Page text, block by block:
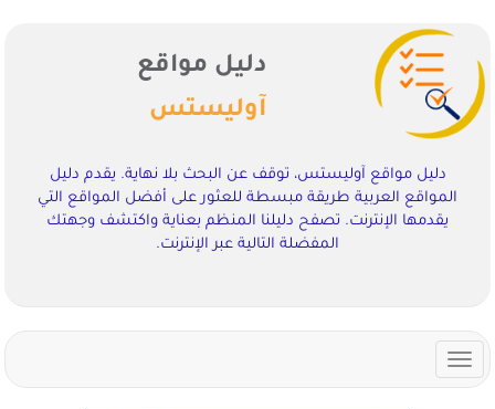
دليل مواقع
آوليستس
دليل مواقع آوليستس، توقف عن البحث بلا نهاية. يقدم دليل
المواقع العربية طريقة مبسطة للعثور على أفضل المواقع التي
يقدمها الإنترنت. تصفح دليلنا المنظم بعناية واكتشف وجهتك
المفضلة التالية عبر الإنترنت.
Toggle
navigation